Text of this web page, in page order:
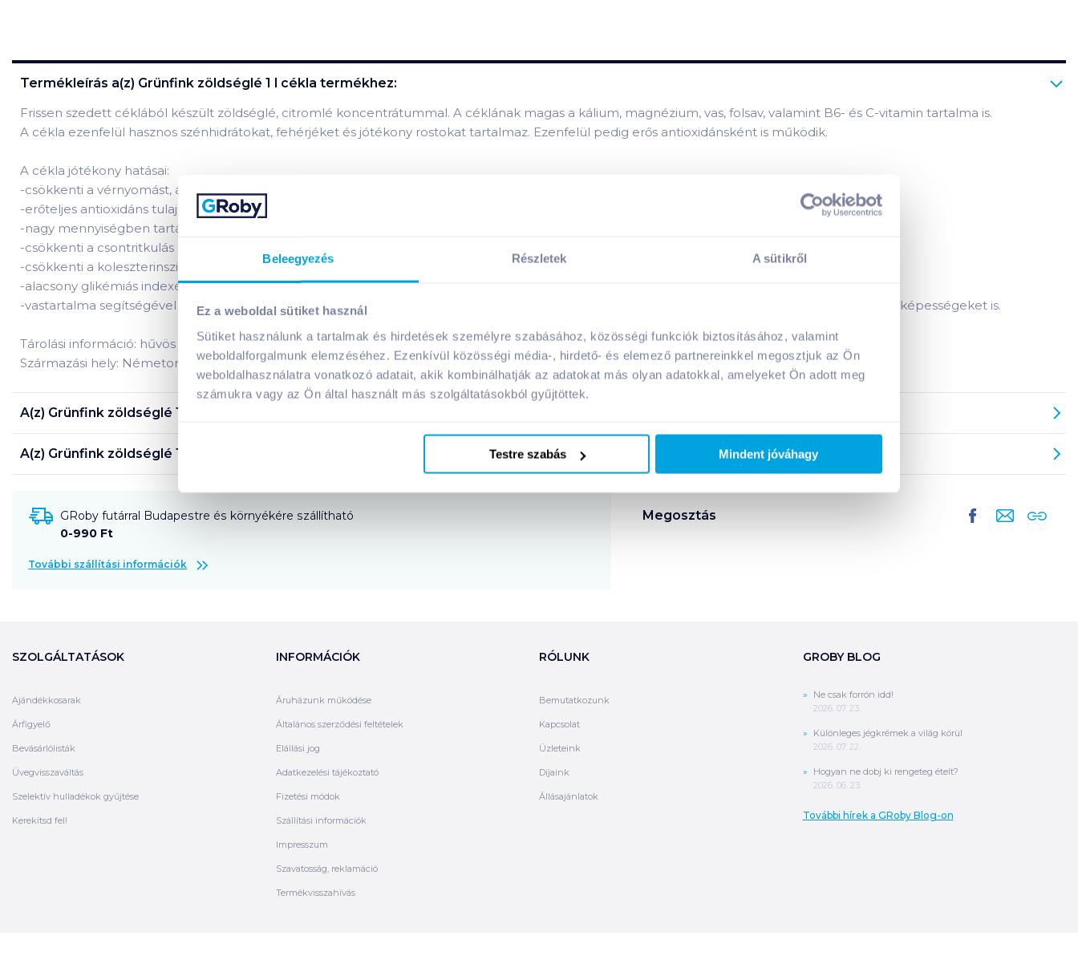
Beleegyezés Részletek A sütikről
Ez a weboldal sütiket használ
Sütiket használunk a tartalmak és hirdetések személyre szabásához, közösségi funkciók biztosításához, valamint
weboldalforgalmunk elemzéséhez. Ezenkívül közösségi média-, hirdető- és elemező partnereinkkel megosztjuk az Ön
weboldalhasználatra vonatkozó adatait, akik kombinálhatják az adatokat más olyan adatokkal, amelyeket Ön adott meg
számukra vagy az Ön által használt más szolgáltatásokból gyűjtöttek.
Testre szabás Mindent jóváhagy
Termékleírás a(z) Grünfink zöldséglé 1 l cékla termékhez:
Frissen szedett céklából készült zöldséglé, citromlé koncentrátummal. A céklának magas a kálium, magnézium, vas, folsav, valamint B6- és C-vitamin tartalma is.
A cékla ezenfelül hasznos szénhidrátokat, fehérjéket és jótékony rostokat tartalmaz. Ezenfelül pedig erős antioxidánsként is működik.
A cékla jótékony hatásai:
-csökkenti a vérnyomást, a szívroham és a stroke kockázatát
-erőteljes antioxidáns tulajdonságokkal is rendelkezik
-nagy mennyiségben tartalmaz folsavakat
-csökkenti a csontritkulás kockázatát
-csökkenti a koleszterinszintet
-alacsony glikémiás indexének köszönhetően stabilizálja a vércukorszintet
-vastartalma segítségével kezelhető vele a vérszegénység és elűzi a fáradtságot és mivel javítja a véráramlást az agyban, ezért fokozza a szellemi képességeket is.
Tárolási információ: hűvös helyen tárolandó!
Származási hely: Németország
A(z) Grünfink zöldséglé 1 l cékla
A(z) Grünfink zöldséglé 1 l cékla
GRoby futárral Budapestre és környékére szállítható
0-990 Ft
További szállítási információk
Megosztás
SZOLGÁLTATÁSOK
Ajándékkosarak
Árfigyelő
Bevásárlólisták
Üvegvisszaváltás
Szelektív hulladékok gyűjtése
Kerekítsd fel!
INFORMÁCIÓK
Áruházunk működése
Általános szerződési feltételek
Elállási jog
Adatkezelési tájékoztató
Fizetési módok
Szállítási információk
Impresszum
Szavatosság, reklamáció
Termékvisszahívás
RÓLUNK
Bemutatkozunk
Kapcsolat
Üzleteink
Díjaink
Állásajánlatok
GROBY BLOG
Ne csak forrón idd!
2026. 07. 23.
Különleges jégkrémek a világ körül
2026. 07. 22.
Hogyan ne dobj ki rengeteg ételt?
2026. 06. 23.
További hírek a GRoby Blog-on